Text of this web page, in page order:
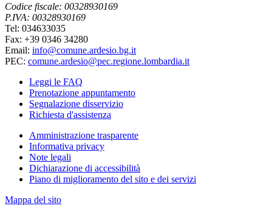
Codice fiscale: 00328930169
P.IVA: 00328930169
Tel: 034633035
Fax: +39 0346 34280
Email: info@comune.ardesio.bg.it
PEC: comune.ardesio@pec.regione.lombardia.it
Leggi le FAQ
Prenotazione appuntamento
Segnalazione disservizio
Richiesta d'assistenza
Amministrazione trasparente
Informativa privacy
Note legali
Dichiarazione di accessibilità
Piano di miglioramento del sito e dei servizi
Mappa del sito